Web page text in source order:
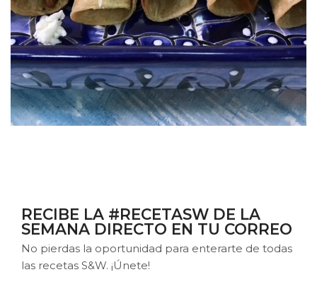
RECIBE LA #RECETASW DE LA
SEMANA DIRECTO EN TU CORREO
No pierdas la oportunidad para enterarte de todas
las recetas S&W. ¡Únete!